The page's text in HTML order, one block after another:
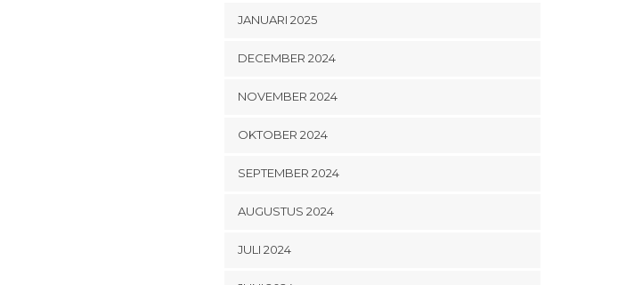
JANUARI 2025
DECEMBER 2024
NOVEMBER 2024
OKTOBER 2024
SEPTEMBER 2024
AUGUSTUS 2024
JULI 2024